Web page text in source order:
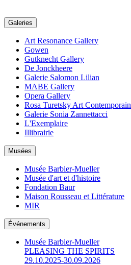
Galeries
Art Resonance Gallery
Gowen
Gutknecht Gallery
De Jonckheere
Galerie Salomon Lilian
MABE Gallery
Opera Gallery
Rosa Turetsky Art Contemporain
Galerie Sonia Zannettacci
L'Exemplaire
Illibrairie
Musées
Musée Barbier-Mueller
Musée d'art et d'histoire
Fondation Baur
Maison Rousseau et Littérature
MIR
Événements
Musée Barbier-Mueller
PLEASING THE SPIRITS
29.10.2025-30.09.2026